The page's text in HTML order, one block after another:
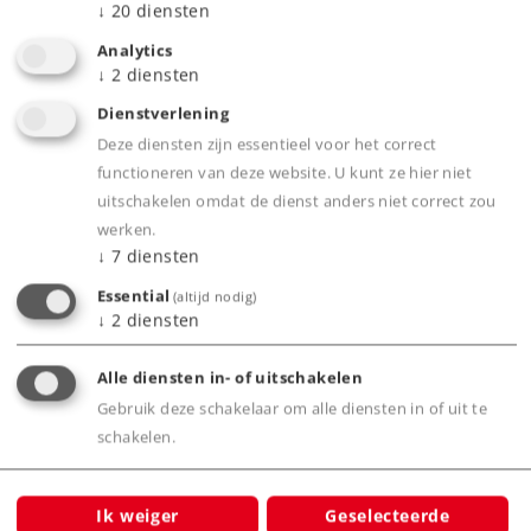
43779 - Set sneltreinrijtuigen
nr 2 IVA (H0)
Voorbeeld:Drie sneltreinrijtuigen van verschillende
modellen van de Deutsche Bundesbahn (DB).
Werden ingezet voor sneltreinen naar de
↓ 20 diensten
Analytics
↓ 2 diensten
Dienstverlening
Deze diensten zijn essentieel voor het correct
functioneren van deze website. U kunt ze hier niet
uitschakelen omdat de dienst anders niet correct zou
werken.
↓ 7 diensten
Essential (altijd nodig)
↓ 2 diensten
Alle diensten in- of uitschakelen
Gebruik deze schakelaar om alle diensten in of uit te
schakelen.
Ik weiger Geselecteerde